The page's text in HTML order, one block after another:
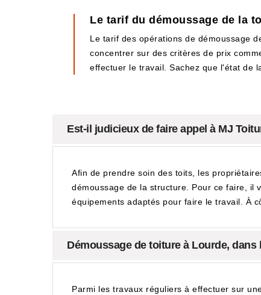
Le tarif du démoussage de la
Le tarif des opérations de démoussage
concentrer sur des critères de prix
effectuer le travail. Sachez que l'état de
Est-il judicieux de faire appel à MJ
Afin de prendre soin des toits, les
démoussage de la structure. Pour ce faire, il
équipements adaptés pour faire le travail. À
Démoussage de toiture à Lourde, dans
Parmi les travaux réguliers à effectuer sur